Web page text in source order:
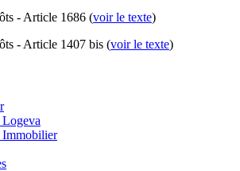
- Article 1686 (voir le texte)
- Article 1407 bis (voir le texte)